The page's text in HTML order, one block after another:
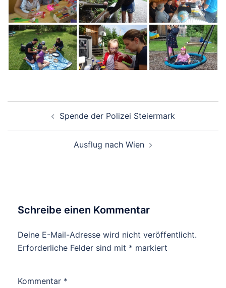
Spende der Polizei Steiermark
Ausflug nach Wien
Schreibe einen Kommentar
Deine E-Mail-Adresse wird nicht veröffentlicht.
Erforderliche Felder sind mit * markiert
Kommentar *